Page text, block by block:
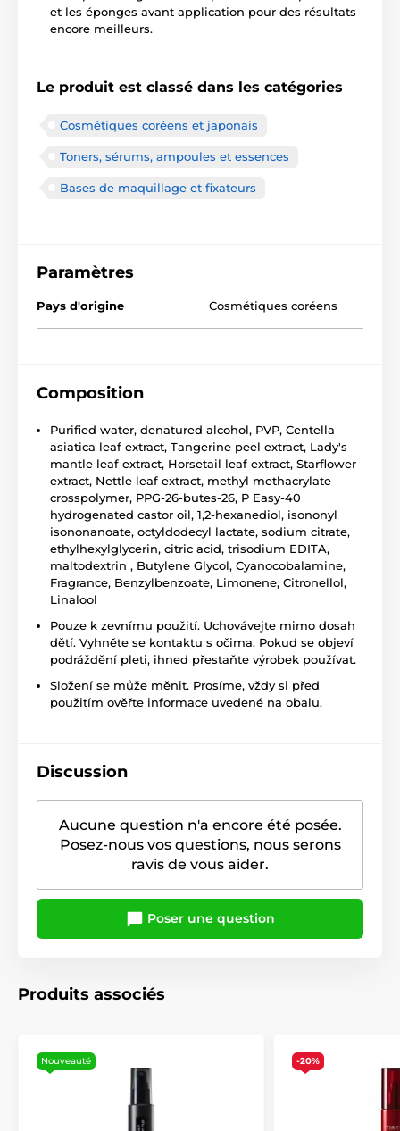
et les éponges avant application pour des résultats
encore meilleurs.
Le produit est classé dans les catégories
Cosmétiques coréens et japonais
Toners, sérums, ampoules et essences
Bases de maquillage et fixateurs
Paramètres
Pays d'origine Cosmétiques coréens
Composition
Purified water, denatured alcohol, PVP, Centella
asiatica leaf extract, Tangerine peel extract, Lady's
mantle leaf extract, Horsetail leaf extract, Starflower
extract, Nettle leaf extract, methyl methacrylate
crosspolymer, PPG-26-butes-26, P Easy-40
hydrogenated castor oil, 1,2-hexanediol, isononyl
isononanoate, octyldodecyl lactate, sodium citrate,
ethylhexylglycerin, citric acid, trisodium EDITA,
maltodextrin , Butylene Glycol, Cyanocobalamine,
Fragrance, Benzylbenzoate, Limonene, Citronellol,
Linalool
Pouze k zevnímu použití. Uchovávejte mimo dosah
dětí. Vyhněte se kontaktu s očima. Pokud se objeví
podráždění pleti, ihned přestaňte výrobek používat.
Složení se může měnit. Prosíme, vždy si před
použitím ověřte informace uvedené na obalu.
Discussion
Aucune question n'a encore été posée.
Posez-nous vos questions, nous serons
ravis de vous aider.
Poser une question
Produits associés
Nouveauté -20%